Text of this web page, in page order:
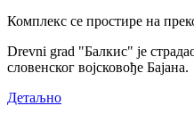
Комплекс се простире на
Drevni grad "Балкис" је
словенског војсковође Бајана.
Детаљно